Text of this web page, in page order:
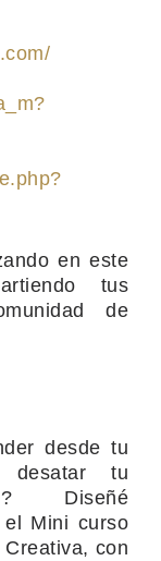
en este
tus
de
desde tu
desatar tu
Diseñé
el Mini curso
con